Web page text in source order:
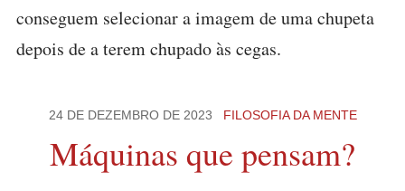
conseguem selecionar a imagem de uma chupeta
depois de a terem chupado às cegas.
24 DE DEZEMBRO DE 2023 FILOSOFIA DA MENTE
Máquinas que pensam?